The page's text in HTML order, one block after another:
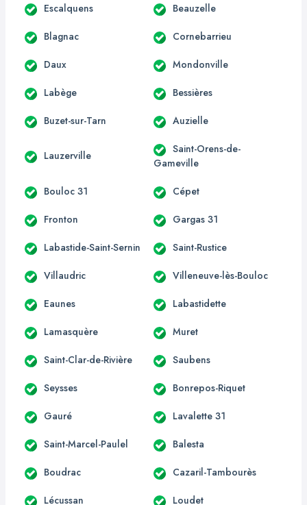
Escalquens Beauzelle
Blagnac Cornebarrieu
Daux Mondonville
Labège Bessières
Buzet-sur-Tarn Auzielle
Lauzerville
Saint-Orens-de-
Gameville
Bouloc 31 Cépet
Fronton Gargas 31
Labastide-Saint-Sernin Saint-Rustice
Villaudric Villeneuve-lès-Bouloc
Eaunes Labastidette
Lamasquère Muret
Saint-Clar-de-Rivière Saubens
Seysses Bonrepos-Riquet
Gauré Lavalette 31
Saint-Marcel-Paulel Balesta
Boudrac Cazaril-Tambourès
Lécussan Loudet